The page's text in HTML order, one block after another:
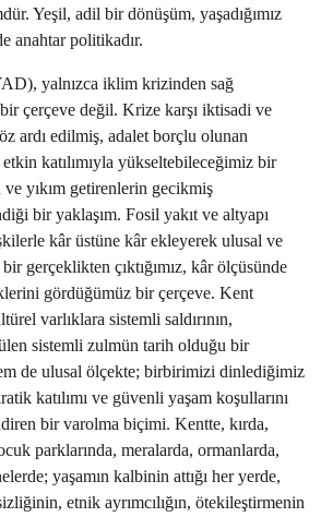
Yeşil, adil bir dönüşüm, yaşadığımız
anahtar politikadır.
yalnızca iklim krizinden sağ
bir çerçeve değil. Krize karşı iktisadi ve
ardı edilmiş, adalet borçlu olunan
katılımıyla yükseltebileceğimiz bir
yıkım getirenlerin gecikmiş
bir yaklaşım. Fosil yakıt ve altyapı
kâr üstüne kâr ekleyerek ulusal ve
gerçeklikten çıktığımız, kâr ölçüsünde
gördüğümüz bir çerçeve. Kent
varlıklara sistemli saldırının,
sistemli zulmün tarih olduğu bir
de ulusal ölçekte; birbirimizi dinlediğimiz
katılımı ve güvenli yaşam koşullarını
bir varolma biçimi. Kentte, kırda,
parklarında, meralarda, ormanlarda,
yaşamın kalbinin attığı her yerde,
etnik ayrımcılığın, ötekileştirmenin